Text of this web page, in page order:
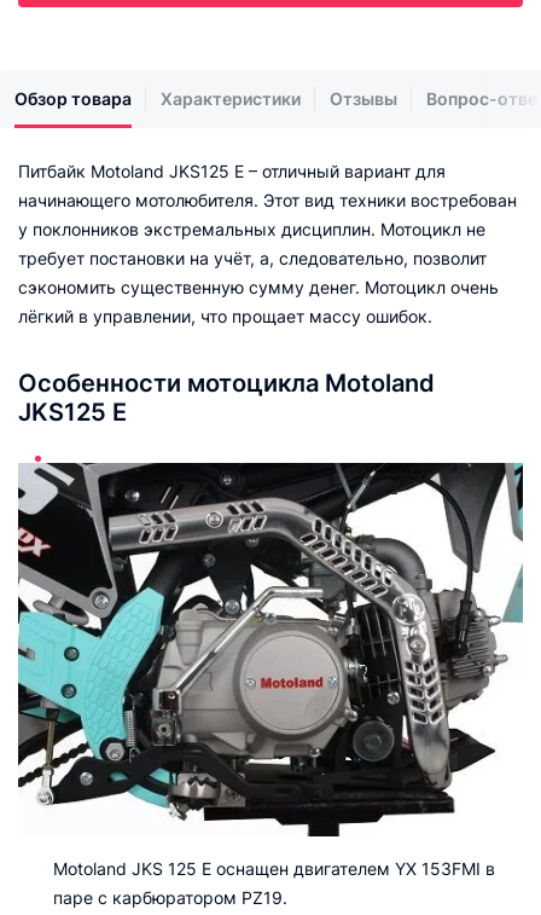
Обзор товара Характеристики Отзывы Вопрос-
Питбайк Motoland JKS125 E – отличный вариант для
начинающего мотолюбителя. Этот вид техники востребован
у поклонников экстремальных дисциплин. Мотоцикл не
требует постановки на учёт, а, следовательно, позволит
сэкономить существенную сумму денег. Мотоцикл очень
лёгкий в управлении, что прощает массу ошибок.
Особенности мотоцикла Motoland
JKS125 E
Motoland JKS 125 E оснащен двигателем YX 153FMI в
паре с карбюратором PZ19.